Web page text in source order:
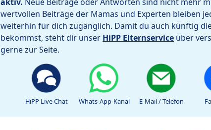
wertvollen Beiträge der Mamas und Experten bleiben
weiterhin für dich zugänglich. Damit du auch künftig
bekommst, steht dir unser HiPP Elternservice über
gerne zur Seite.
HiPP Live Chat Whats-App-Kanal E-Mail / Telefon